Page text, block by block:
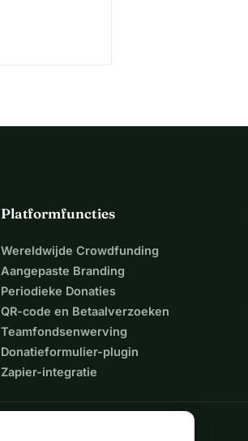
Platformfuncties
Wereldwijde Crowdfunding
Aangepaste Branding
Periodieke Donaties
QR-code en Betaalverzoeken
Teamfondsenwerving
Donatieformulier-plugin
Zapier-integratie